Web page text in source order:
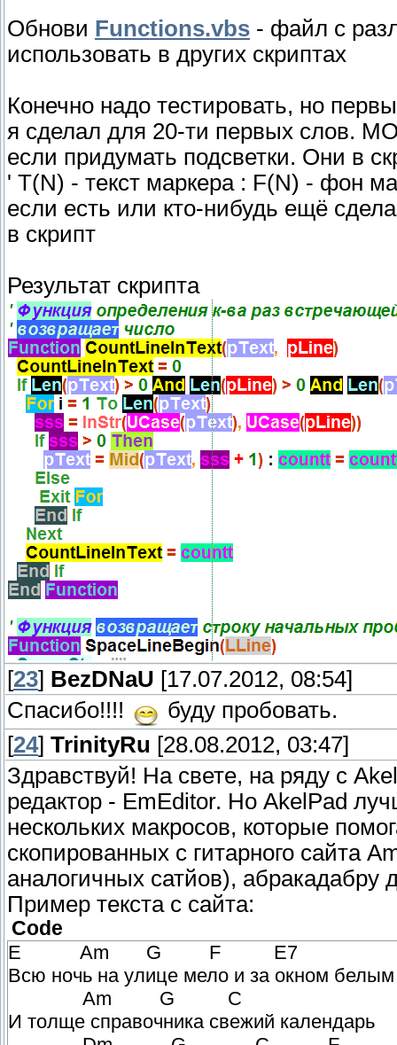
Обнови Functions.vbs - файл с
использовать в других скриптах
Конечно надо тестировать, но
я сделал для 20-ти первых слов.
если придумать подсветки. Они в
' T(N) - текст маркера : F(N) - фон
если есть или кто-нибудь ещё
в скрипт
Результат скрипта
[23] BezDNaU [17.07.2012, 08:54]
Спасибо!!!!
буду пробовать.
[24] TrinityRu [28.08.2012, 03:47]
Здравствуй! На свете, на ряду с
редактор - EmEditor. Но AkelPad
нескольких макросов, которые
скопированных с гитарного сайта
аналогичных сатйов), абракадабру
Пример текста с сайта:
Code
E Am G F E7
Всю ночь на улице мело и за окном
Am G C
И толще справочника свежий календарь